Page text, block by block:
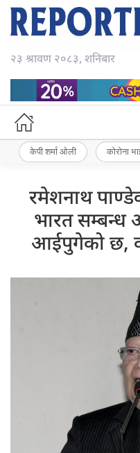
२३ श्रावण २०८३, शनिबार
केपी शर्मा ओली कोरोना
रमेशनाथ
भारत सम्बन्ध
आईपुगेको छ,